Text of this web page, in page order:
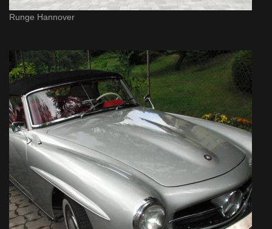
Runge Hannover